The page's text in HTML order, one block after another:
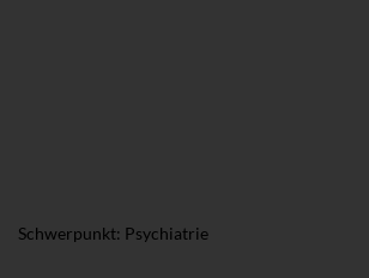
Schwerpunkt: Psychiatrie